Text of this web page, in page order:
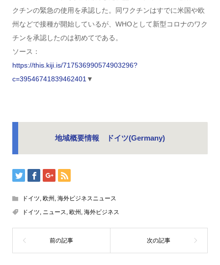
クチンの緊急の使用を承認した。同ワクチンはすでに米国や欧
州などで接種が開始しているが、WHOとして新型コロナのワク
チンを承認したのは初めてである。
ソース：
https://this.kiji.is/717536990574903296?
c=39546741839462401 ▼
地域概要情報 ドイツ(Germany)
ドイツ 欧州 海外ビジネスニュース
ドイツ
ニュース 欧州 海外ビジネス